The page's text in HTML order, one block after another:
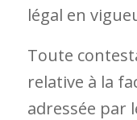
légal en
Toute
relative à la
adressée par